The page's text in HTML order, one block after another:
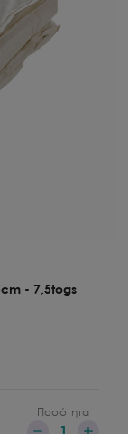
- 7,5togs
Ποσότητα